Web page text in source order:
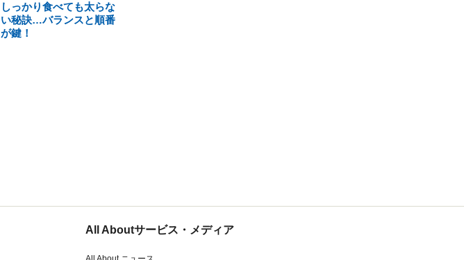
しっかり食べても太らな
い秘訣…バランスと順番
が鍵！
All Aboutサービス・メディア